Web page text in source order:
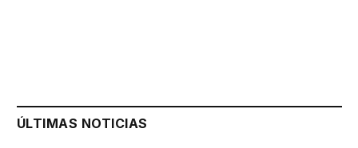
ÚLTIMAS NOTICIAS